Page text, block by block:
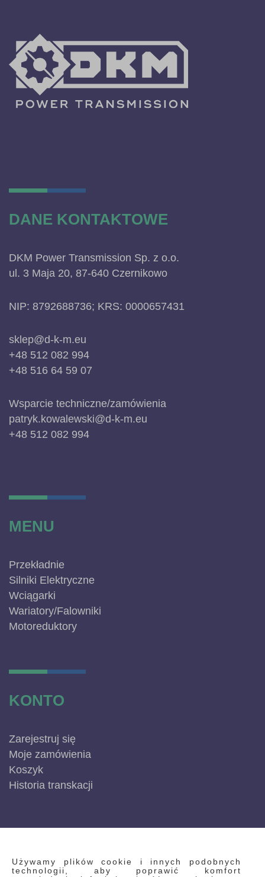
Używamy plików cookie i innych podobnych
technologii, aby poprawić komfort
DANE KONTAKTOWE
DKM Power Transmission Sp. z o.o.
ul. 3 Maja 20, 87-640 Czernikowo
NIP: 8792688736; KRS: 0000657431
sklep@d-k-m.eu
+48 512 082 994
+48 516 64 59 07
Wsparcie techniczne/zamówienia
patryk.kowalewski@d-k-m.eu
+48 512 082 994
MENU
Przekładnie
Silniki Elektryczne
Wciągarki
Wariatory/Falowniki
Motoreduktory
KONTO
Zarejestruj się
Moje zamówienia
Koszyk
Historia transkacji
INFORMACJE